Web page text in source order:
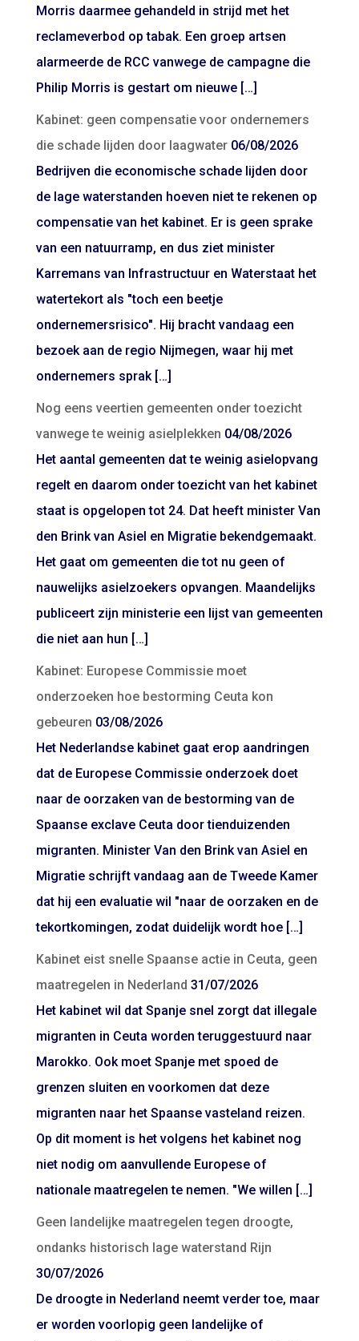
Morris daarmee gehandeld in strijd met het
reclameverbod op tabak. Een groep artsen
alarmeerde de RCC vanwege de campagne die
Philip Morris is gestart om nieuwe […]
Kabinet: geen compensatie voor ondernemers
die schade lijden door laagwater 06/08/2026
Bedrijven die economische schade lijden door
de lage waterstanden hoeven niet te rekenen op
compensatie van het kabinet. Er is geen sprake
van een natuurramp, en dus ziet minister
Karremans van Infrastructuur en Waterstaat het
watertekort als "toch een beetje
ondernemersrisico". Hij bracht vandaag een
bezoek aan de regio Nijmegen, waar hij met
ondernemers sprak […]
Nog eens veertien gemeenten onder toezicht
vanwege te weinig asielplekken 04/08/2026
Het aantal gemeenten dat te weinig asielopvang
regelt en daarom onder toezicht van het kabinet
staat is opgelopen tot 24. Dat heeft minister Van
den Brink van Asiel en Migratie bekendgemaakt.
Het gaat om gemeenten die tot nu geen of
nauwelijks asielzoekers opvangen. Maandelijks
publiceert zijn ministerie een lijst van gemeenten
die niet aan hun […]
Kabinet: Europese Commissie moet
onderzoeken hoe bestorming Ceuta kon
gebeuren 03/08/2026
Het Nederlandse kabinet gaat erop aandringen
dat de Europese Commissie onderzoek doet
naar de oorzaken van de bestorming van de
Spaanse exclave Ceuta door tienduizenden
migranten. Minister Van den Brink van Asiel en
Migratie schrijft vandaag aan de Tweede Kamer
dat hij een evaluatie wil "naar de oorzaken en de
tekortkomingen, zodat duidelijk wordt hoe […]
Kabinet eist snelle Spaanse actie in Ceuta, geen
maatregelen in Nederland 31/07/2026
Het kabinet wil dat Spanje snel zorgt dat illegale
migranten in Ceuta worden teruggestuurd naar
Marokko. Ook moet Spanje met spoed de
grenzen sluiten en voorkomen dat deze
migranten naar het Spaanse vasteland reizen.
Op dit moment is het volgens het kabinet nog
niet nodig om aanvullende Europese of
nationale maatregelen te nemen. "We willen […]
Geen landelijke maatregelen tegen droogte,
ondanks historisch lage waterstand Rijn
30/07/2026
De droogte in Nederland neemt verder toe, maar
er worden voorlopig geen landelijke of